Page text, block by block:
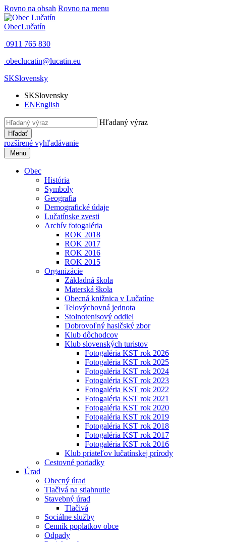
Rovno na obsah Rovno na menu
ObecLučatín
0911 765 830
obeclucatin@lucatin.eu
SKSlovensky
SKSlovensky
ENEnglish
Hľadaný výraz
Hľadať
rozšírené vyhľadávanie
Menu
Obec
História
Symboly
Geografia
Demografické údaje
Lučatínske zvesti
Archív fotogaléria
ROK 2018
ROK 2017
ROK 2016
ROK 2015
Organizácie
Základná škola
Materská škola
Obecná knižnica v Lučatíne
Telovýchovná jednota
Stolnotenisový oddiel
Dobrovoľný hasičský zbor
Klub dôchodcov
Klub slovenských turistov
Fotogaléria KST rok 2026
Fotogaléria KST rok 2025
Fotogaléria KST rok 2024
Fotogaléria KST rok 2023
Fotogaléria KST rok 2022
Fotogaléria KST rok 2021
Fotogaléria KST rok 2020
Fotogaléria KST rok 2019
Fotogaléria KST rok 2018
Fotogaléria KST rok 2017
Fotogaléria KST rok 2016
Klub priateľov lučatínskej prírody
Cestovné poriadky
Úrad
Obecný úrad
Tlačivá na stiahnutie
Stavebný úrad
Tlačivá
Sociálne služby
Cenník poplatkov obce
Odpady